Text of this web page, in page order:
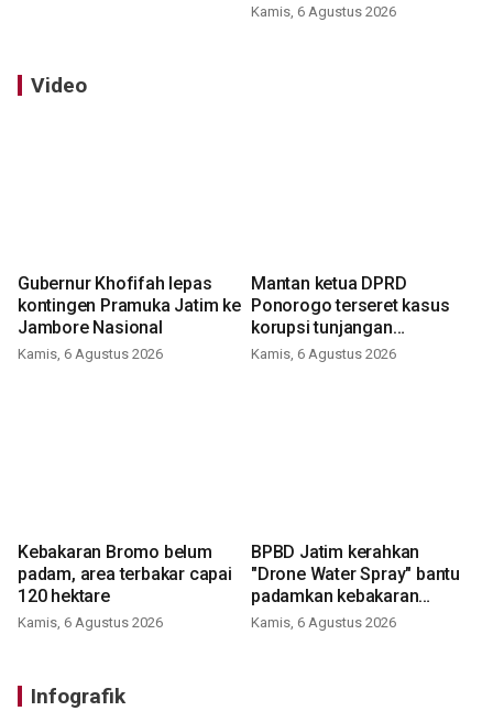
Kamis, 6 Agustus 2026
Video
Gubernur Khofifah lepas
kontingen Pramuka Jatim ke
Jambore Nasional
Kamis, 6 Agustus 2026
Mantan ketua DPRD
Ponorogo terseret kasus
korupsi tunjangan
perumahan
Kamis, 6 Agustus 2026
Kebakaran Bromo belum
padam, area terbakar capai
120 hektare
Kamis, 6 Agustus 2026
BPBD Jatim kerahkan
"Drone Water Spray" bantu
padamkan kebakaran
Bromo
Kamis, 6 Agustus 2026
Infografik